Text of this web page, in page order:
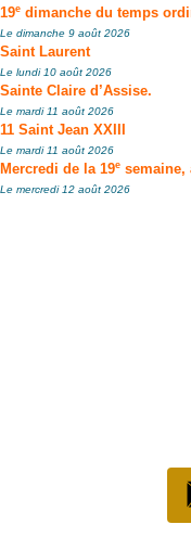
19e dimanche du temps
Le dimanche 9 août 2026
Saint Laurent
Le lundi 10 août 2026
Sainte Claire d’Assise.
Le mardi 11 août 2026
11 Saint Jean XXIII
Le mardi 11 août 2026
Mercredi de la 19e semaine,
Le mercredi 12 août 2026